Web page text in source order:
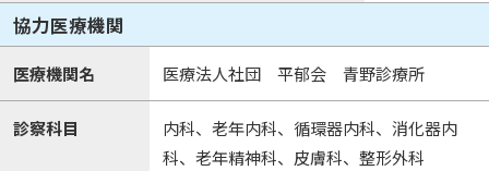
協力医療機関
医療機関名 医療法人社団 平郁会 青野診療所
診察科目
内科、老年内科、循環器内科、消化器内
科、老年精神科、皮膚科、整形外科